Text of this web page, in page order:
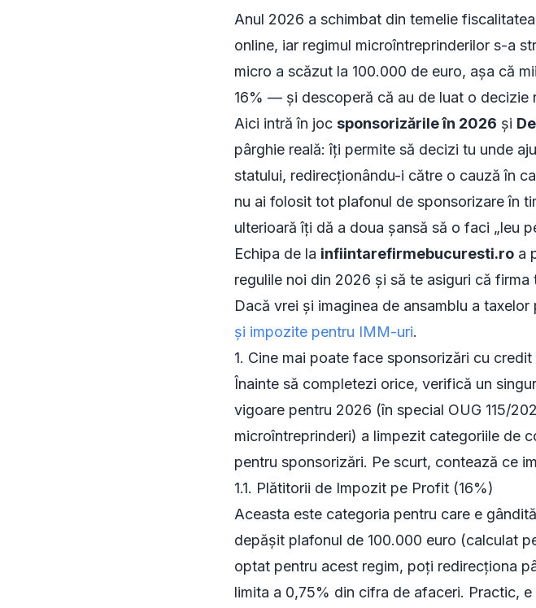
Anul 2026 a schimbat din temelie
online, iar regimul microîntreprinderilor s-a
micro a scăzut la 100.000 de euro, așa că
16% — și descoperă că au de luat o decizie
Aici intră în joc sponsorizările în 2026 și
pârghie reală: îți permite să decizi tu unde
statului, redirecționându-i către o cauză în
nu ai folosit tot plafonul de sponsorizare în
ulterioară îți dă a doua șansă să o faci „leu
Echipa de la infiintarefirmebucuresti.ro a
regulile noi din 2026 și să te asiguri că
Dacă vrei și imaginea de ansamblu a
și impozite pentru IMM-uri.
1. Cine mai poate face sponsorizări cu
Înainte să completezi orice, verifică un
vigoare pentru 2026 (în special OUG 115/
microîntreprinderi) a limpezit categoriile de
pentru sponsorizări. Pe scurt, contează ce
1.1. Plătitorii de Impozit pe Profit (16%)
Aceasta este categoria pentru care e
depășit plafonul de 100.000 euro (calculat
optat pentru acest regim, poți redirecționa
limita a 0,75% din cifra de afaceri. Practic,